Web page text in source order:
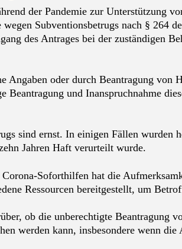
der Pandemie zur Unterstützung
Subventionsbetrugs nach § 264
des Antrages bei der zuständigen
Angaben oder durch Beantragung von
Beantragung und Inanspruchnahme
sind ernst. In einigen Fällen wurden
Jahren Haft verurteilt wurde.
Soforthilfen hat die
Ressourcen bereitgestellt, um
ob die unberechtigte Beantragung
werden kann, insbesondere wenn